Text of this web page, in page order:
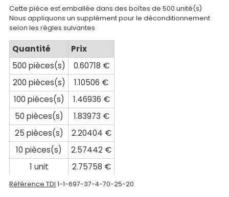
Nos
marques
Fiches
techniques
Catalogue
Documentations
Mon
compte
Mon
panier
Cette pièce est emballée dans des boîtes de 500 unité(s)
Nous appliquons un supplément pour le déconditionnement
selon les règles suivantes
Quantité
Prix
500 pièces(s)
0.60718 €
200 pièces(s)
1.10506 €
100 pièces(s)
1.46936 €
50 pièces(s)
1.83973 €
25 pièces(s)
2.20404 €
10 pièces(s)
2.57442 €
1 unit
2.75758 €
Référence TDI 1-1-697-37-4-70-25-20